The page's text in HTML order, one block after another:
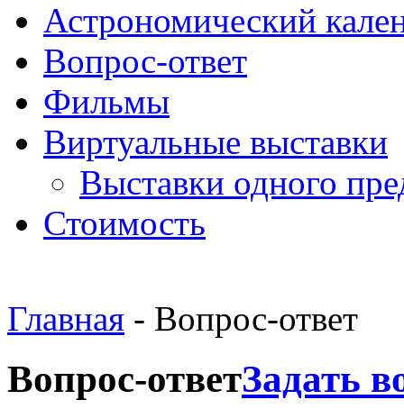
Астрономический
Вопрос-ответ
Фильмы
Виртуальные выставки
Выставки одного
Стоимость
Главная - Вопрос-ответ
Вопрос-ответЗадать